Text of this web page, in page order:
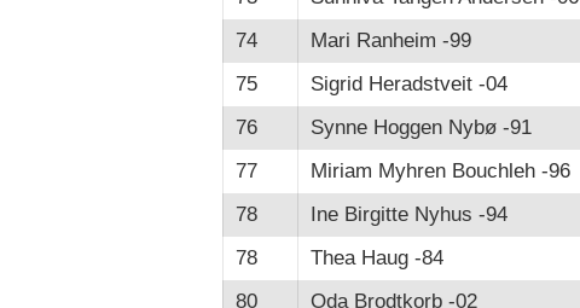
74
Mari Ranheim -99
75
Sigrid Heradstveit -04
76
Synne Hoggen Nybø -91
77
Miriam Myhren Bouchleh -96
78
Ine Birgitte Nyhus -94
78
Thea Haug -84
80
Oda Brodtkorb -02